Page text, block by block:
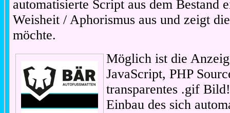
automatisierte Script aus dem Bestand
Weisheit / Aphorismus aus und zeigt
möchte.
Möglich ist die
JavaScript, PHP
transparentes .gif
Einbau des sich